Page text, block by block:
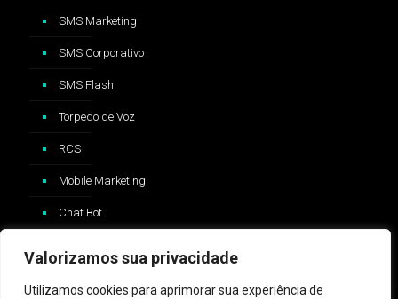
Valorizamos sua privacidade
Utilizamos cookies para aprimorar sua experiência de
SMS Marketing
SMS Corporativo
SMS Flash
Torpedo de Voz
RCS
Mobile Marketing
Chat Bot